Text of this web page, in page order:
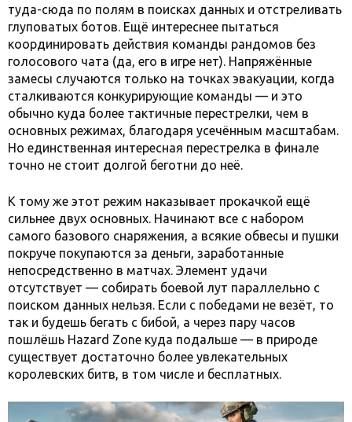
туда-сюда по полям в поисках данных и отстреливать
глуповатых ботов. Ещё интереснее пытаться
координировать действия команды рандомов без
голосового чата (да, его в игре нет). Напряжённые
замесы случаются только на точках эвакуации, когда
сталкиваются конкурирующие команды — и это
обычно куда более тактичные перестрелки, чем в
основных режимах, благодаря усечённым масштабам.
Но единственная интересная перестрелка в финале
точно не стоит долгой беготни до неё.
К тому же этот режим наказывает прокачкой ещё
сильнее двух основных. Начинают все с набором
самого базового снаряжения, а всякие обвесы и пушки
покруче покупаются за деньги, заработанные
непосредственно в матчах. Элемент удачи
отсутствует — собирать боевой лут параллельно с
поиском данных нельзя. Если с победами не везёт, то
так и будешь бегать с бибой, а через пару часов
пошлёшь Hazard Zone куда подальше — в природе
существует достаточно более увлекательных
королевских битв, в том числе и бесплатных.